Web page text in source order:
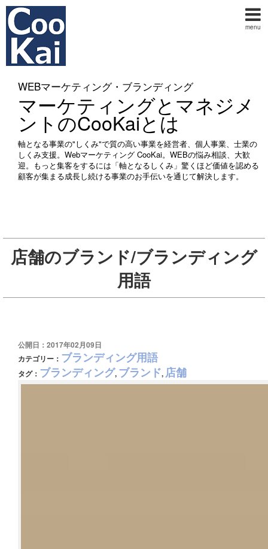
menu
WEBマーケティング・ブランディング
マーケティングとマネジメ
ントのCooKaiとは
軸となる事業の"しくみ"で質の高い事業を経営者、個人事業、士業の
しくみ支援。Webマーケティング CooKai。WEBの悩み相談、大歓
迎。もっと集客をするには「軸となるしくみ」驚くほど価値を認める
顧客が集まる成長し続ける事業のお手伝いを通じて解決します。
店舗のブランド/ブランディング
用語
公開日：2017年02月09日
カテゴリー： ブランディング用語
タグ： ブランディング, ブランド, 店舗